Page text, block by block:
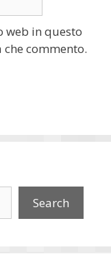
web in questo
commento.
Search